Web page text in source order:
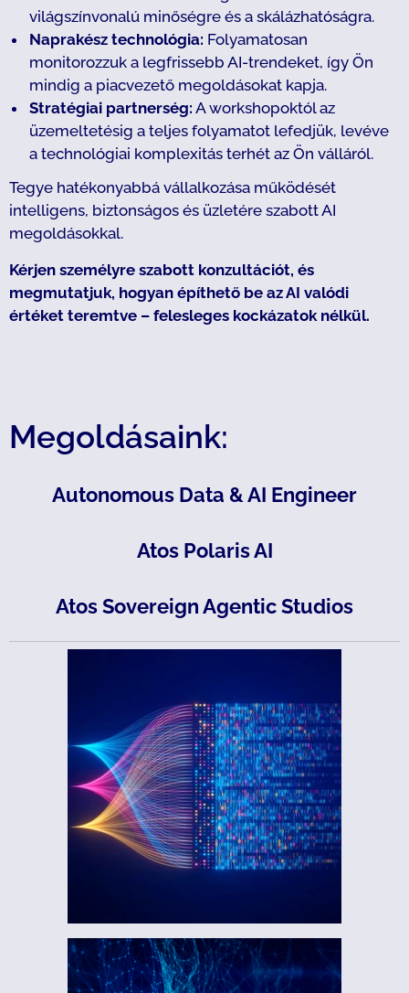
világszínvonalú minőségre és a skálázhatóságra.
Naprakész technológia: Folyamatosan
monitorozzuk a legfrissebb AI-trendeket, így Ön
mindig a piacvezető megoldásokat kapja.
Stratégiai partnerség: A workshopoktól az
üzemeltetésig a teljes folyamatot lefedjük, levéve
a technológiai komplexitás terhét az Ön válláról.
Tegye hatékonyabbá vállalkozása működését
intelligens, biztonságos és üzletére szabott AI
megoldásokkal.
Kérjen személyre szabott konzultációt, és
megmutatjuk, hogyan építhető be az AI valódi
értéket teremtve – felesleges kockázatok nélkül.
Megoldásaink:
Autonomous Data & AI Engineer
Atos Polaris AI
Atos Sovereign Agentic Studios